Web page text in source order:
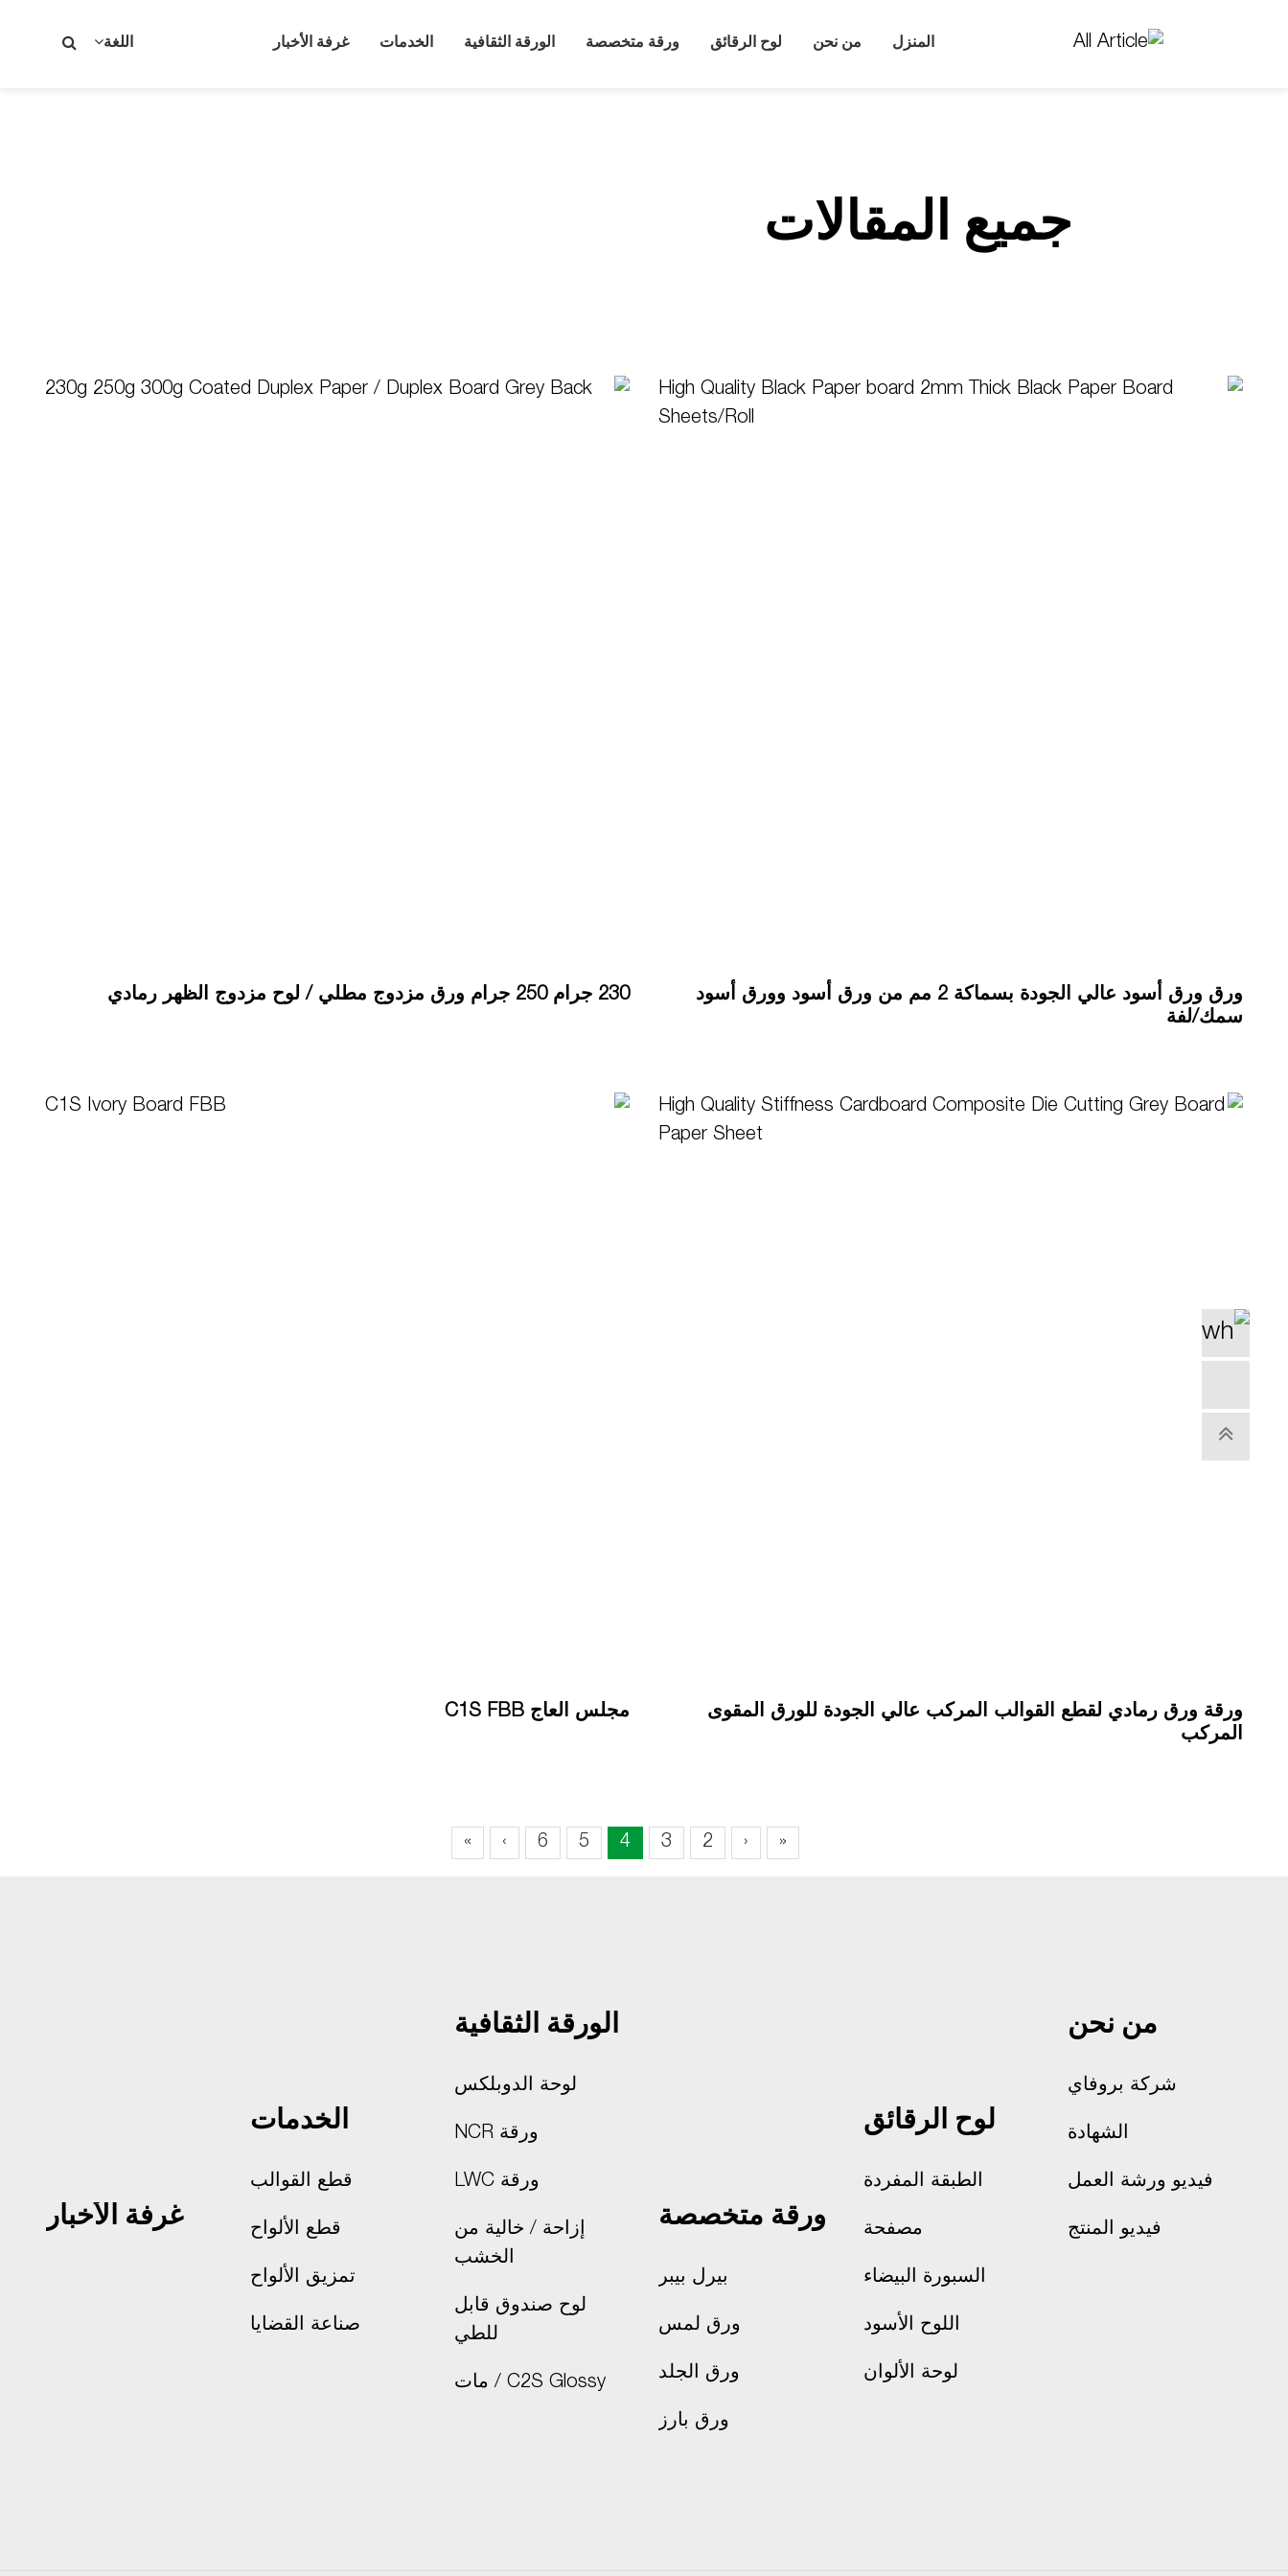
المنزل من نحن لوح الرقائق ورقة متخصصة الورقة الثقافية الخدمات غرفة الأخبار اللغة
جميع المقالات
ورق ورق أسود عالي الجودة بسماكة 2 مم من ورق أسود وورق أسود
سمك/لفة
230 جرام 250 جرام ورق مزدوج مطلي / لوح مزدوج الظهر رمادي
ورقة ورق رمادي لقطع القوالب المركب عالي الجودة للورق المقوى
المركب
مجلس العاج C1S FBB
«
‹
2
3
4
5
6
›
»
من نحن
شركة بروفاي
الشهادة
فيديو ورشة العمل
فيديو المنتج
لوح الرقائق
الطبقة المفردة
مصفحة
السبورة البيضاء
اللوح الأسود
لوحة الألوان
ورقة متخصصة
بيرل بيبر
ورق لمس
ورق الجلد
ورق بارز
الورقة الثقافية
لوحة الدوبلكس
ورقة NCR
ورقة LWC
إزاحة / خالية من
الخشب
لوح صندوق قابل
للطي
C2S Glossy / مات
الخدمات
قطع القوالب
قطع الألواح
تمزيق الألواح
صناعة القضايا
غرفة الأخبار